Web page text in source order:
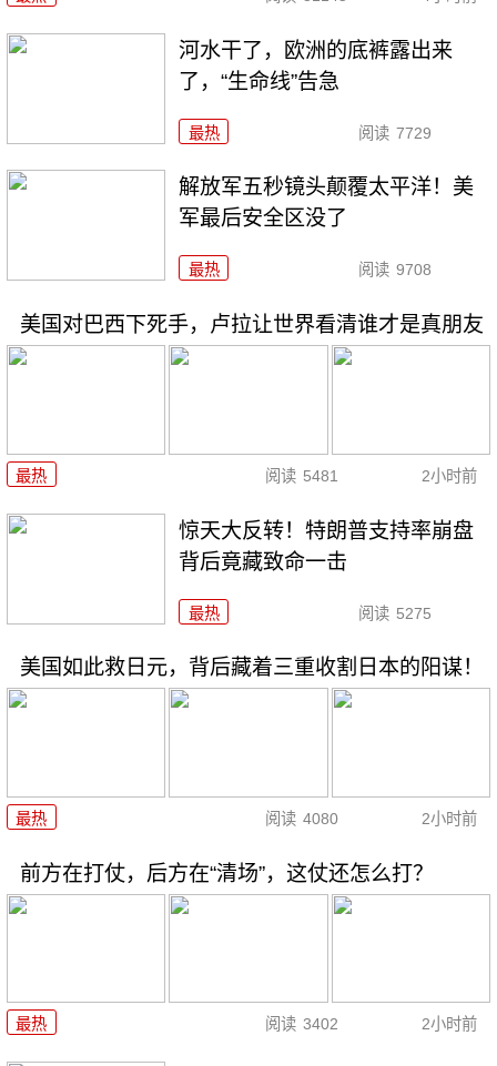
河水干了，欧洲的底裤露出来
了，“生命线”告急
最热 阅读 7729
解放军五秒镜头颠覆太平洋！美
军最后安全区没了
最热 阅读 9708
美国对巴西下死手，卢拉让世界看清谁才是真朋友
最热 阅读 5481 2小时前
惊天大反转！特朗普支持率崩盘
背后竟藏致命一击
最热 阅读 5275
美国如此救日元，背后藏着三重收割日本的阳谋！
最热 阅读 4080 2小时前
前方在打仗，后方在“清场”，这仗还怎么打？
最热 阅读 3402 2小时前